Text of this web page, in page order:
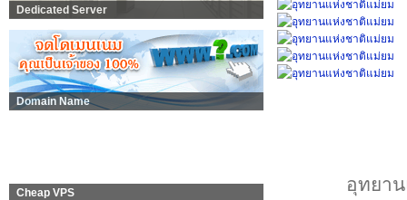
Dedicated Server
Domain Name
Cheap VPS
อุทยา